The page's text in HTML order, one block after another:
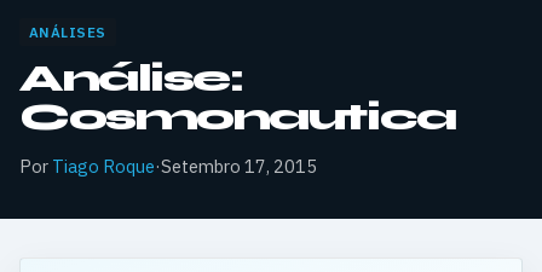
ANÁLISES
Análise:
Cosmonautica
Por Tiago Roque·Setembro 17, 2015